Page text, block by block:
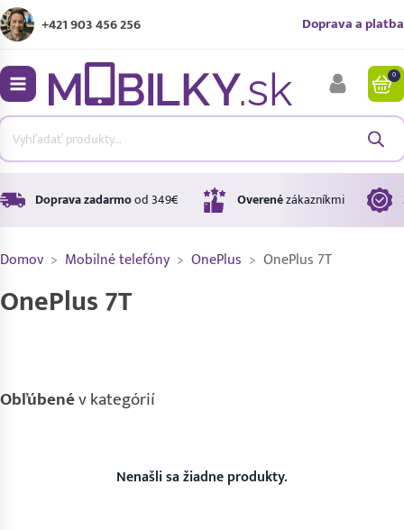
+421 903 456 256 Doprava a platba
0
Doprava zadarmood 349€ Overenézákazníkmi
Domov > Mobilné telefóny > OnePlus > OnePlus 7T
OnePlus 7T
Obľúbenév kategórií
Nenašli sa žiadne produkty.